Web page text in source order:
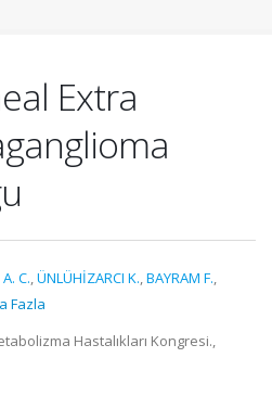
Extra
C.,ÜNLÜHİZARCI K.,BAYRAM F.,
Fazla
Hastalıkları Kongresi.,